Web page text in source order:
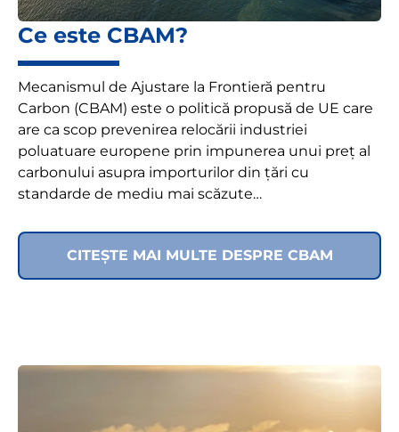
Ce este CBAM?
Mecanismul de Ajustare la Frontieră pentru
Carbon (CBAM) este o politică propusă de UE care
are ca scop prevenirea relocării industriei
poluatuare europene prin impunerea unui preț al
carbonului asupra importurilor din țări cu
standarde de mediu mai scăzute…
CITEȘTE MAI MULTE DESPRE CBAM